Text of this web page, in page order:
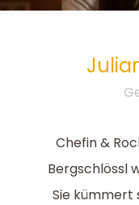
Chefin &
Bergschlössl
Sie kümmert